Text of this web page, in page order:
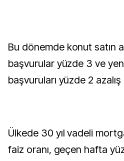
Bu dönemde konut satın
başvurular yüzde 3 ve
başvuruları yüzde 2
Ülkede 30 yıl vadeli
faiz oranı, geçen hafta